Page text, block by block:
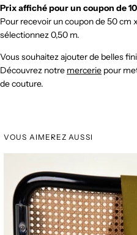
Prix affiché pour un coupon de
Pour recevoir un coupon de 50 cm
sélectionnez 0,50 m.
Vous souhaitez ajouter de belles
Découvrez notre mercerie pour
de couture.
VOUS AIMEREZ AUSSI